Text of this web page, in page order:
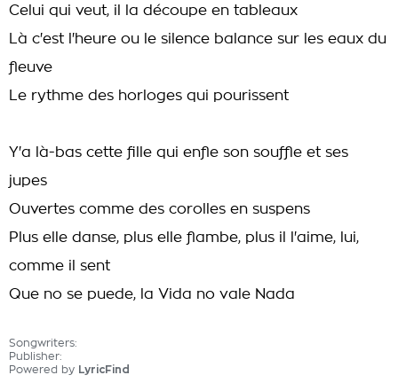
Celui qui veut, il la découpe en tableaux
Là c'est l'heure ou le silence balance sur les eaux du
fleuve
Le rythme des horloges qui pourissent
Y'a là-bas cette fille qui enfle son souffle et ses
jupes
Ouvertes comme des corolles en suspens
Plus elle danse, plus elle flambe, plus il l'aime, lui,
comme il sent
Que no se puede, la Vida no vale Nada
Songwriters:
Publisher:
Powered by LyricFind